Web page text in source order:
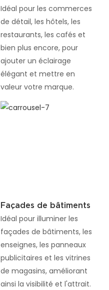
Idéal pour les commerces
de détail, les hôtels, les
restaurants, les cafés et
bien plus encore, pour
ajouter un éclairage
élégant et mettre en
valeur votre marque.
Façades de bâtiments
Idéal pour illuminer les
façades de bâtiments, les
enseignes, les panneaux
publicitaires et les vitrines
de magasins, améliorant
ainsi la visibilité et l'attrait.